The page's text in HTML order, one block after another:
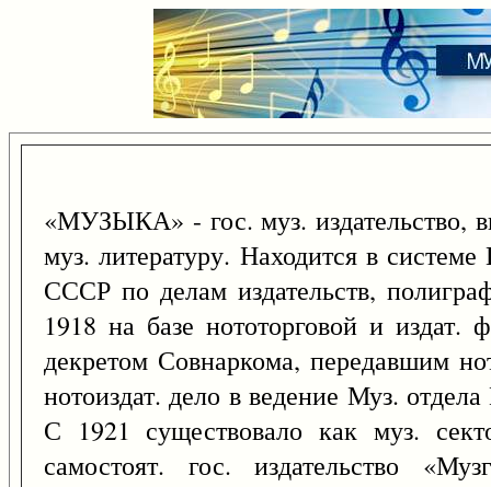
«МУЗЫКА» - гос. муз.
муз. литературу. Находится в
СССР по делам издательств,
1918 на базе нототорговой и
декретом Совнаркома, передавшим
нотоиздат. дело в ведение Муз.
С 1921 существовало как муз.
самостоят. гос. издательство